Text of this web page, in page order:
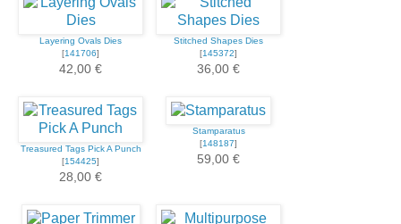
Layering Ovals Dies
[141706]
42,00 €
Stitched Shapes Dies
[145372]
36,00 €
Treasured Tags Pick A Punch
[154425]
28,00 €
Stamparatus
[148187]
59,00 €